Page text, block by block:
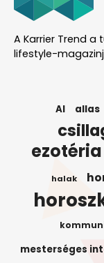
A Karrier Trend a
lifestyle-
AI allas
ezotéria
halak
mesterséges